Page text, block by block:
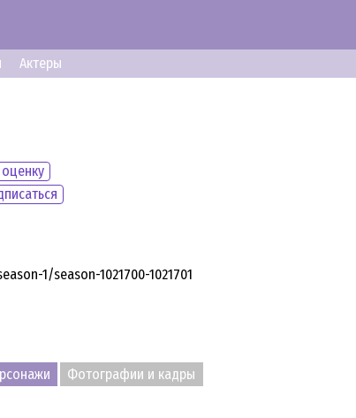
Актеры
1/season-1021700-1021701
Фотографии и кадры